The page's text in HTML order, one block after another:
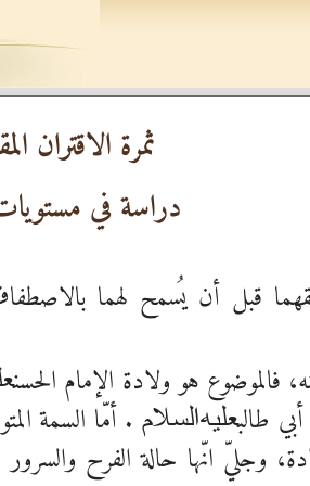
ثمرة الاقتران
دراسة في
قبل أن يُسمح لهما
فالموضوع هو ولادة الإمام الحسن
طالبعليه‌السلام . أمّا السمة
وجليّ انّها حالة الفرح